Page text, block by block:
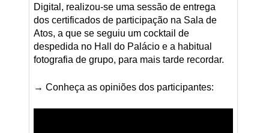
Digital, realizou-se uma sessão de entrega
dos certificados de participação na Sala de
Atos, a que se seguiu um cocktail de
despedida no Hall do Palácio e a habitual
fotografia de grupo, para mais tarde recordar.
→ Conheça as opiniões dos participantes: